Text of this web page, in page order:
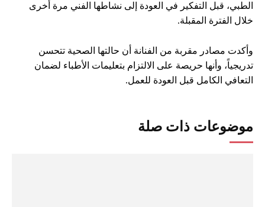
الطبي، قبل التفكير في العودة إلى نشاطها الفني مرة أخرى
خلال الفترة المقبلة.
وأكدت مصادر مقربة من الفنانة أن حالتها الصحية تتحسن
تدريجياً، وأنها حريصة على الالتزام بتعليمات الأطباء لضمان
التعافي الكامل قبل العودة للعمل.
موضوعات ذات صلة